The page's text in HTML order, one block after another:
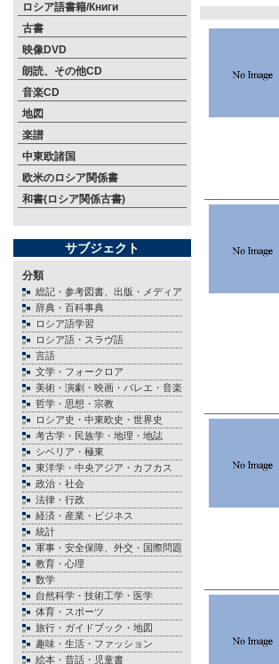
ロシア語書籍/Книги
古書
映像DVD
朗読、その他CD
音楽CD
地図
楽譜
中東欧諸国
欧米のロシア関係書
和書(ロシア関係古書)
サブジェクト
分類
総記・参考図書、出版・メディア
辞典・百科事典
ロシア語学習
ロシア語・スラヴ語
言語
文学・フォークロア
美術・演劇・映画・バレエ・音楽
哲学・思想・宗教
ロシア史・中東欧史・世界史
考古学・民族学・地理・地誌
シベリア・極東
東洋学・中央アジア・カフカス
政治・社会
法律・行政
経済・産業・ビジネス
統計
軍事・安全保障、外交・国際問題
教育・心理
数学
自然科学・技術工学・医学
体育・スポーツ
旅行・ガイドブック・地図
趣味・生活・ファッション
絵本・昔話・児童書